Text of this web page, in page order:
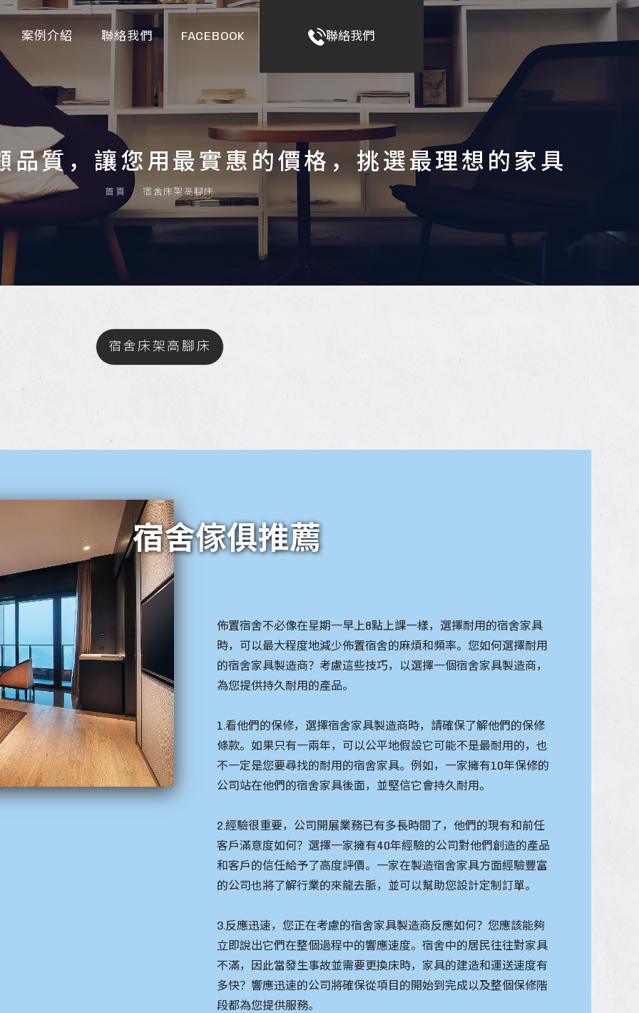
案例介紹 聯絡我們 FACEBOOK 聯絡我們
品質，讓您用最實惠的價格，挑選最理想的家具
首頁 宿舍床架高腳床
宿舍床架高腳床
宿舍傢俱推薦
佈置宿舍不必像在星期一早上8點上課一樣，選擇耐用的宿舍家具
時，可以最大程度地減少佈置宿舍的麻煩和頻率。您如何選擇耐用
的宿舍家具製造商？考慮這些技巧，以選擇一個宿舍家具製造商，
為您提供持久耐用的產品。
1.看他們的保修，選擇宿舍家具製造商時，請確保了解他們的保修
條款。如果只有一兩年，可以公平地假設它可能不是最耐用的，也
不一定是您要尋找的耐用的宿舍家具。例如，一家擁有10年保修的
公司站在他們的宿舍家具後面，並堅信它會持久耐用。
2.經驗很重要，公司開展業務已有多長時間了，他們的現有和前任
客戶滿意度如何？選擇一家擁有40年經驗的公司對他們創造的產品
和客戶的信任給予了高度評價。一家在製造宿舍家具方面經驗豐富
的公司也將了解行業的來龍去脈，並可以幫助您設計定制訂單。
3.反應迅速，您正在考慮的宿舍家具製造商反應如何？您應該能夠
立即說出它們在整個過程中的響應速度。宿舍中的居民往往對家具
不滿，因此當發生事故並需要更換床時，家具的建造和運送速度有
多快？響應迅速的公司將確保從項目的開始到完成以及整個保修階
段都為您提供服務。